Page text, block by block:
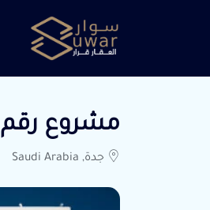
مشروع رقم 1146 شقق تمليك الموقع الصفا
جدة, Saudi Arabia